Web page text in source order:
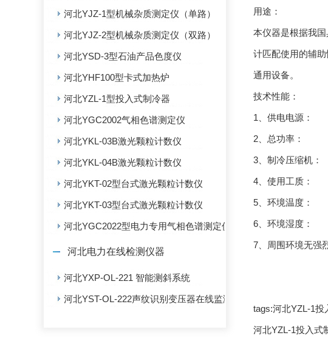
河北YJZ-1型机械杂质测定仪（单路）
河北YJZ-2型机械杂质测定仪（双路）
河北YSD-3型石油产品色度仪
河北YHF100型卡式加热炉
河北YZL-1型投入式制冷器
河北YGC2002气相色谱测定仪
河北YKL-03B激光颗粒计数仪
河北YKL-04B激光颗粒计数仪
河北YKT-02型台式激光颗粒计数仪
河北YKT-03型台式激光颗粒计数仪
河北YGC2022型电力专用气相色谱测定仪
河北电力在线检测仪器
河北YXP-OL-221 智能测斜系统
河北YST-OL-222声纹识别变压器在线监测系统
用途：
本仪器是根据我
计匹配使用的辅
通用设备。
技术性能：
1、供电电源
2、总功率：
3、制冷压
4、使用工质：
5、环境温度
6、环境湿度
7、周围环境无强
tags:河北YZL-1投
河北YZL-1投入式